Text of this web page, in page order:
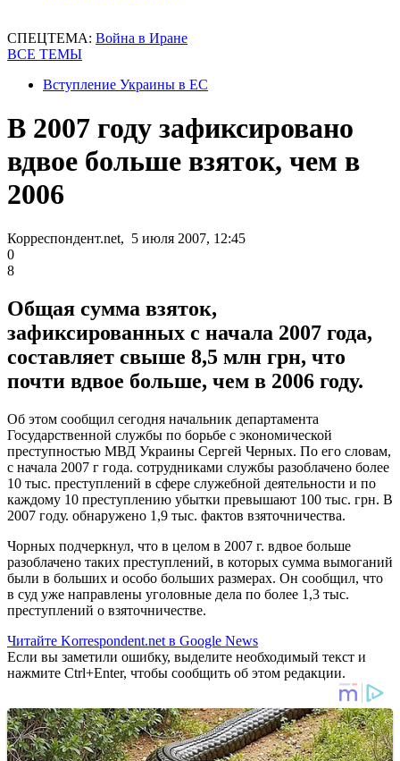
СПЕЦТЕМА: Война в Иране
ВСЕ ТЕМЫ
Вступление Украины в ЕС
В 2007 году зафиксировано
вдвое больше взяток, чем в
2006
Корреспондент.net, 5 июля 2007, 12:45
0
8
Общая сумма взяток,
зафиксированных с начала 2007 года,
составляет свыше 8,5 млн грн, что
почти вдвое больше, чем в 2006 году.
Об этом сообщил сегодня начальник департамента
Государственной службы по борьбе с экономической
преступностью МВД Украины Сергей Черных. По его словам,
с начала 2007 г года. сотрудниками службы разоблачено более
10 тыс. преступлений в сфере служебной деятельности и по
каждому 10 преступлению убытки превышают 100 тыс. грн. В
2007 году. обнаружено 1,9 тыс. фактов взяточничества.
Чорных подчеркнул, что в целом в 2007 г. вдвое больше
разоблачено таких преступлений, в которых сумма вымоганий
были в больших и особо больших размерах. Он сообщил, что
в суд уже направлены уголовные дела по более 1,3 тыс.
преступлений о взяточничестве.
Читайте Korrespondent.net в Google News
Если вы заметили ошибку, выделите необходимый текст и
нажмите Ctrl+Enter, чтобы сообщить об этом редакции.